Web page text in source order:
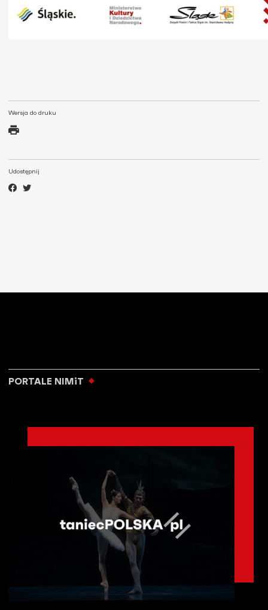
Wersja do druku
Udostępnij
PORTALE NIMiT